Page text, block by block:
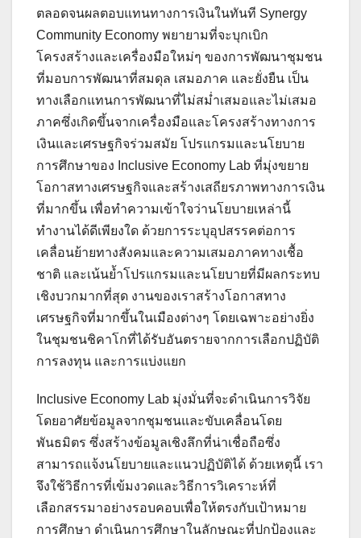
ตลอดจนผลตอบแทนทางการเงินในทันที Synergy
Community Economy พยายามที่จะบุกเบิก
โครงสร้างและเครื่องมือใหม่ๆ ของการพัฒนาชุมชน
ที่มอบการพัฒนาที่สมดุล เสมอภาค และยั่งยืน เป็น
ทางเลือกแทนการพัฒนาที่ไม่สม่ำเสมอและไม่เสมอ
ภาคซึ่งเกิดขึ้นจากเครื่องมือและโครงสร้างทางการ
เงินและเศรษฐกิจร่วมสมัย โปรแกรมและนโยบาย
การศึกษาของ Inclusive Economy Lab ที่มุ่งขยาย
โอกาสทางเศรษฐกิจและสร้างเสถียรภาพทางการเงิน
ที่มากขึ้น เพื่อทำความเข้าใจว่านโยบายเหล่านี้
ทำงานได้ดีเพียงใด ด้วยการระบุอุปสรรคต่อการ
เคลื่อนย้ายทางสังคมและความเสมอภาคทางเชื้อ
ชาติ และเน้นย้ำโปรแกรมและนโยบายที่มีผลกระทบ
เชิงบวกมากที่สุด งานของเราสร้างโอกาสทาง
เศรษฐกิจที่มากขึ้นในเมืองต่างๆ โดยเฉพาะอย่างยิ่ง
ในชุมชนชิคาโกที่ได้รับอันตรายจากการเลือกปฏิบัติ
การลงทุน และการแบ่งแยก
Inclusive Economy Lab มุ่งมั่นที่จะดำเนินการวิจัย
โดยอาศัยข้อมูลจากชุมชนและขับเคลื่อนโดย
พันธมิตร ซึ่งสร้างข้อมูลเชิงลึกที่น่าเชื่อถือซึ่ง
สามารถแจ้งนโยบายและแนวปฏิบัติได้ ด้วยเหตุนี้ เรา
จึงใช้วิธีการที่เข้มงวดและวิธีการวิเคราะห์ที่
เลือกสรรมาอย่างรอบคอบเพื่อให้ตรงกับเป้าหมาย
การศึกษา ดำเนินการศึกษาในลักษณะที่ปกป้องและ